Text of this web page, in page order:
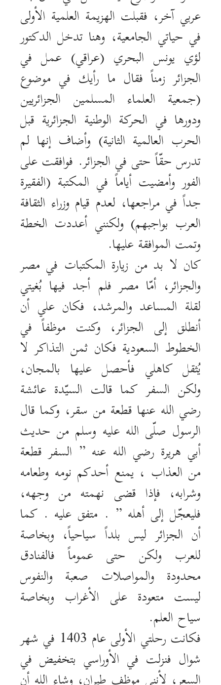
عربي آخر، فقبلت الهزيمة العلمية الأولى
في حياتي الجامعية، وهنا تدخل الدكتور
لؤي يونس البحري (عراقي) عمل في
الجزائر زمناً فقال ما رأيك في موضوع
(جمعية العلماء المسلمين الجزائريين
ودورها في الحركة الوطنية الجزائرية قبل
الحرب العالمية الثانية) وأضاف إنها لم
تدرس حقّاً حتى في الجزائر. فوافقت على
الفور وأمضيت أياماً في المكتبة (الفقيرة
جداً في مراجعها، لعدم قيام وزراء الثقافة
العرب بواجبهم) ولكنني أعددت الخطة
وتمت الموافقة عليها.
كان لا بد من زيارة المكتبات في مصر
والجزائر، أمّا مصر فلم أجد فيها بُغيتي
لقلة المساعد والمرشد، فكان علي أن
أنطلق إلى الجزائر، وكنت موظفاً في
الخطوط السعودية فكان ثمن التذاكر لا
يُثقل كاهلي فأحصل عليها بالمجان،
ولكن السفر كما قالت السيّدة عائشة
رضي الله عنها قطعة من سقر، وكما قال
الرسول صلّى الله عليه وسلم من حديث
أبي هريرة رضي الله عنه ” السفر قطعة
من العذاب ، يمنع أحدكم نومه وطعامه
وشرابه، فإذا قضى نهمته من وجهه،
فليعجّل إلى أهله ” . متفق عليه . كما
أن الجزائر ليس بلداً سياحياً، وبخاصة
للعرب ولكن حتى عموماً فالفنادق
محدودة والمواصلات صعبة والنفوس
ليست متعودة على الأغراب وبخاصة
سياح العلم.
فكانت رحلتي الأولى عام 1403 في شهر
شوال فنزلت في الأوراسي بتخفيض في